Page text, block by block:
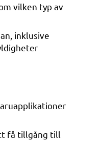
vilken typ av
inklusive
få tillgång till